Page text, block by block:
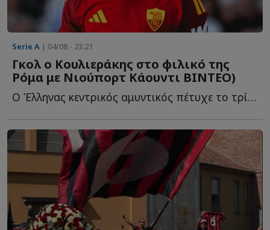
Serie A | 04/08 - 23:21
Γκολ ο Κουλιεράκης στο φιλικό της
Ρόμα με Νιούπορτ Κάουντι ΒΙΝΤΕΟ)
Ο Έλληνας κεντρικός αμυντικός πέτυχε το τρίτο γκολ τ...